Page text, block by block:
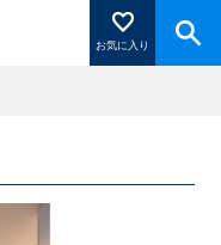
お気に入り
」を押すと登録した